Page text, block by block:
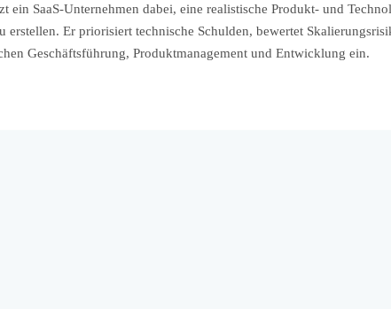
ein SaaS-Unternehmen dabei, eine realistische Produkt- und
erstellen. Er priorisiert technische Schulden, bewertet
Geschäftsführung, Produktmanagement und Entwicklung ein.